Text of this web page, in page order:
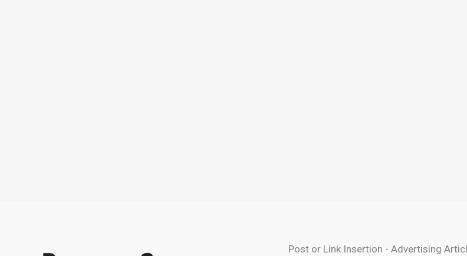
Post or Link Insertion - Advertising